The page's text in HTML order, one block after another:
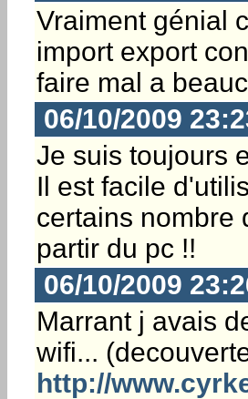
Vraiment génial
import export
faire mal a
06/10/2009
Je suis toujours
Il est facile
certains nombre
partir du pc !!
06/10/2009
Marrant j avais
wifi...
http://